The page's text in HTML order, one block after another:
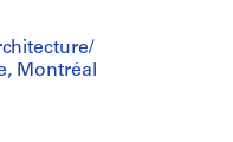
Montréal